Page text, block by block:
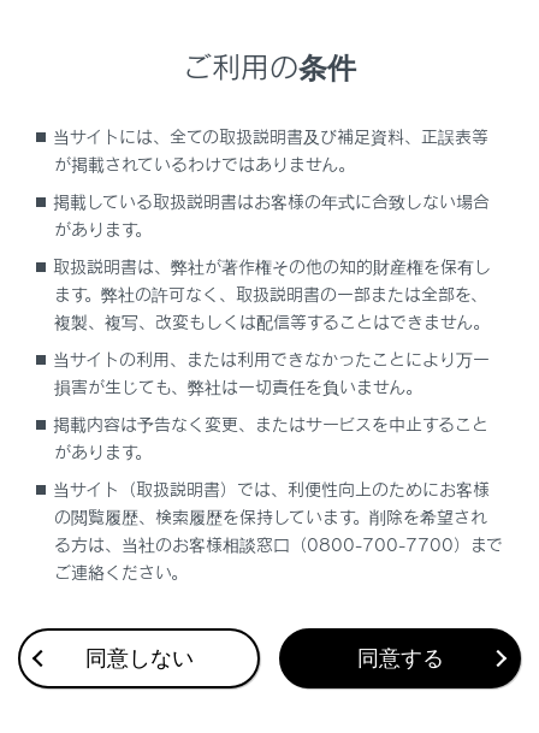
0800-500-5577
※手話通訳サービスによるお問い合わせ
こちらからお気軽に利用ください。
QRコードはこちら
受付時間
09:00～17:00
ご愛用車のお問い合わせは、自動車検査証（車検証）
「個人情報保護方針」については、
https://lexus.jp/privacy_policy/
にて掲載しておりま
す。
ご利用の条件
当サイトには、全ての取扱説明書及び補足資料、正誤表等
が掲載されているわけではありません。
掲載している取扱説明書はお客様の年式に合致しない場合
があります。
取扱説明書は、弊社が著作権その他の知的財産権を保有し
ます。弊社の許可なく、取扱説明書の一部または全部を、
複製、複写、改変もしくは配信等することはできません。
当サイトの利用、または利用できなかったことにより万一
損害が生じても、弊社は一切責任を負いません。
掲載内容は予告なく変更、またはサービスを中止すること
があります。
当サイト（取扱説明書）では、利便性向上のためにお客様
の閲覧履歴、検索履歴を保持しています。削除を希望され
る方は、当社のお客様相談窓口（0800-700-7700）まで
ご連絡ください。
同意しない 同意する